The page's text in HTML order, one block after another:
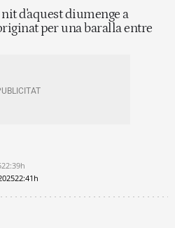
d'aquest diumenge a
per una baralla entre
22:39h
22:41h